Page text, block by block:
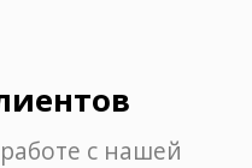
с нашей